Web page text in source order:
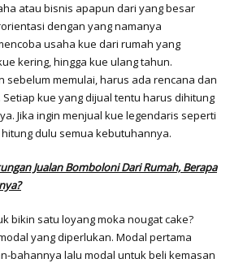
atau bisnis apapun dari yang besar
dengan yang namanya
usaha kue dari rumah yang
kering, hingga kue ulang tahun.
sebelum memulai, harus ada rencana dan
kue yang dijual tentu harus dihitung
Jika ingin menjual kue legendaris seperti
dulu semua kebutuhannya.
Jualan Bomboloni Dari Rumah, Berapa
bikin satu loyang moka nougat cake?
yang diperlukan. Modal pertama
bahannya lalu modal untuk beli kemasan